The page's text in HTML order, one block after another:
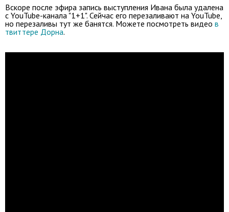
Вскоре после эфира запись выступления Ивана была удалена
с YouTube-канала "1+1". Сейчас его перезаливают на YouTube,
но перезаливы тут же банятся. Можете посмотреть видео в
твиттере Дорна.